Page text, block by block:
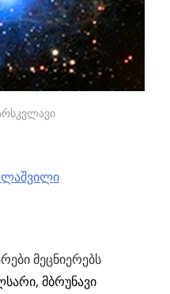
მეცნიერებს
მბრუნავი